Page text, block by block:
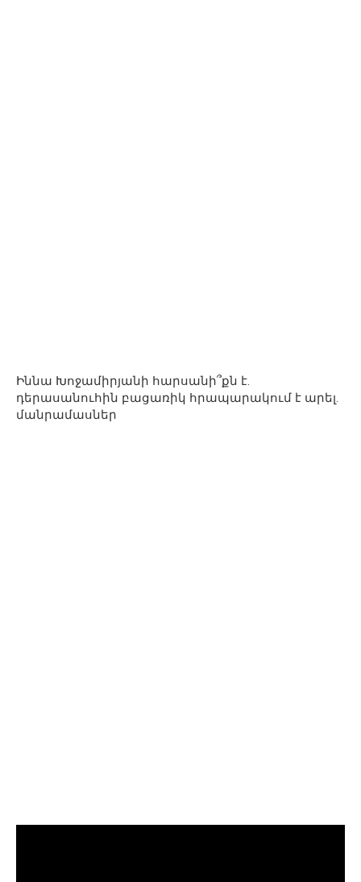
Իննա Խոջամիրյանի հարսանի՞քն է.
դերասանուհին բացառիկ հրապարակում է արել.
մանրամասներ